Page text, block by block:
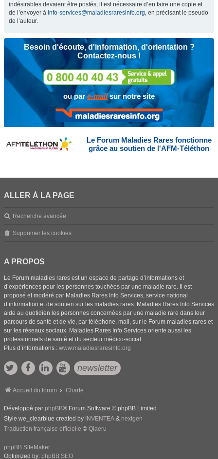
indésirables devaient être postés, il est nécessaire d’en faire une copie et
de l’envoyer à info-services@maladiesraresinfo.org, en précisant le pseudo
de l’auteur.
Besoin d'écoute, d'information, d'orientation ?
Contactez-nous !
ou pare-mailsur notre site
Le Forum Maladies Rares fonctionne
grâce au soutien de l'AFM-Téléthon
ALLER À LA PAGE
Recherche avancée
Supprimer les cookies
A PROPOS
Le Forum maladies rares est un espace de partage d’informations et
d’expériences pour les personnes touchées par une maladie rare. Il est
proposé et modéré par Maladies Rares Info Services, service national
d’information et de soutien sur les maladies rares. Maladies Rares Info Services
aide au quotidien les personnes concernées par une maladie rare dans leur
parcours de santé et de vie, par téléphone, mail, sur le Forum maladies rares et
sur les réseaux sociaux. Maladies Rares Info Services oriente aussi les
professionnels de santé et du secteur médico-social.
Plus d’informations : www.maladiesraresinfo.org
newsletter
Accueil du forum Charte
Développé par phpBB® Forum Software © phpBB Limited
Style we_clearblue created by INVENTEA & nextgen
Traduction française officielle © Qiaeru
phpBB SiteMaker
Optimized by: phpBB SEO